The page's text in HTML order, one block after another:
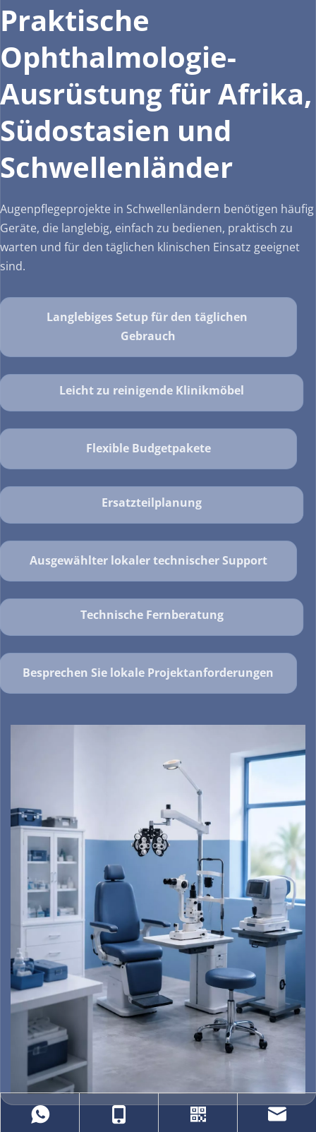
Praktische
Ophthalmologie-
Ausrüstung für Afrika,
Südostasien und
Schwellenländer
Augenpflegeprojekte in Schwellenländern benötigen häufig
Geräte, die langlebig, einfach zu bedienen, praktisch zu
warten und für den täglichen klinischen Einsatz geeignet
sind.
Langlebiges Setup für den täglichen
Gebrauch
Leicht zu reinigende Klinikmöbel
Flexible Budgetpakete
Ersatzteilplanung
Ausgewählter lokaler technischer Support
Technische Fernberatung
Besprechen Sie lokale Projektanforderungen